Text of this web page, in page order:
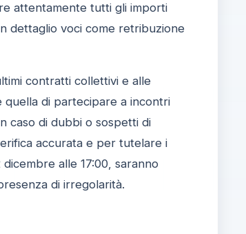
attentamente tutti gli importi
dettaglio voci come retribuzione
contratti collettivi e alle
di partecipare a incontri
caso di dubbi o sospetti di
accurata e per tutelare i
alle 17:00, saranno
di irregolarità.